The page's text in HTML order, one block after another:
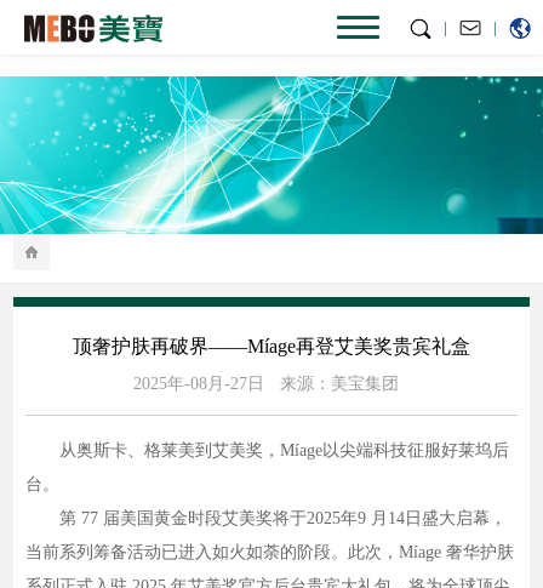
|
|
顶奢护肤再破界——Míage再登艾美奖贵宾礼盒
2025年-08月-27日 来源：美宝集团
从奥斯卡、格莱美到艾美奖，Míage以尖端科技征服好莱坞后
台。
第 77 届美国黄金时段艾美奖将于2025年9 月14日盛大启幕，
当前系列筹备活动已进入如火如荼的阶段。此次，Míage 奢华护肤